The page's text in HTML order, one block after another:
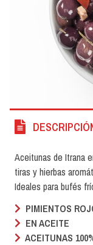
Aceitunas de Itrana
tiras y hierbas
Ideales para bufés
PIMIENTOS
EN ACEITE
ACEITUNAS